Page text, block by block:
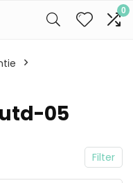
0
05
Filter